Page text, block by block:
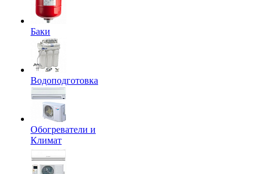
Баки
Водоподготовка
Обогреватели и
Климат